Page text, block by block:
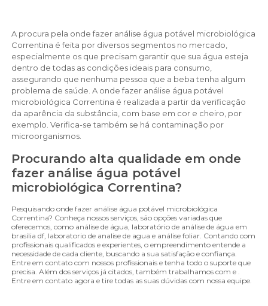
A procura pela onde fazer análise água potável microbiológica
Correntina é feita por diversos segmentos no mercado,
especialmente os que precisam garantir que sua água esteja
dentro de todas as condições ideais para consumo,
assegurando que nenhuma pessoa que a beba tenha algum
problema de saúde. A onde fazer análise água potável
microbiológica Correntina é realizada a partir da verificação
da aparência da substância, com base em cor e cheiro, por
exemplo. Verifica-se também se há contaminação por
microorganismos.
Procurando alta qualidade em onde
fazer análise água potável
microbiológica Correntina?
Pesquisando onde fazer análise água potável microbiológica
Correntina? Conheça nossos serviços, são opções variadas que
oferecemos, como análise de água, laboratório de análise de água em
brasília df, laboratorio de analise de agua e análise foliar. Contando com
profissionais qualificados e experientes, o empreendimento entende a
necessidade de cada cliente, buscando a sua satisfação e confiança.
Entre em contato com nossos profissionais e tenha todo o suporte que
precisa. Além dos serviços já citados, também trabalhamos com e .
Entre em contato agora e tire todas as suas dúvidas com nossa equipe.